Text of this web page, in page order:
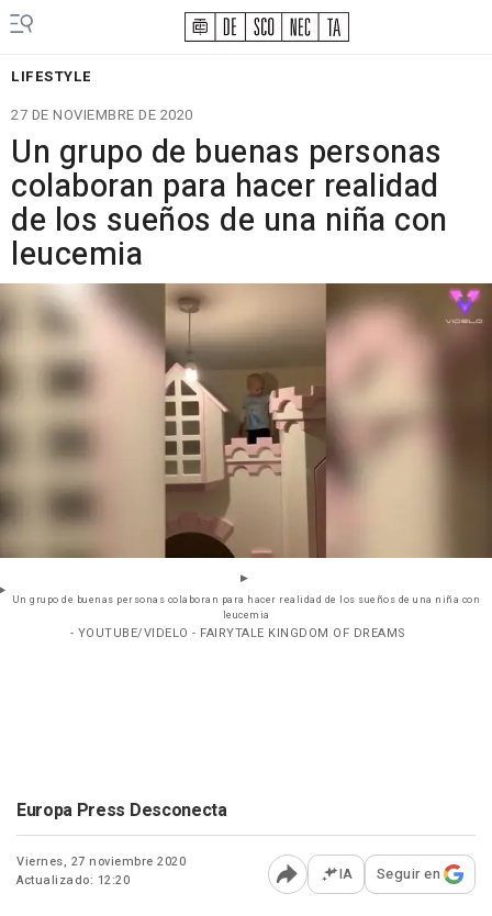
LIFESTYLE
27 DE NOVIEMBRE DE 2020
Un grupo de buenas personas
colaboran para hacer realidad
de los sueños de una niña con
leucemia
Un grupo de buenas personas colaboran para hacer realidad de los sueños de una niña con
leucemia
- YOUTUBE/VIDELO - FAIRYTALE KINGDOM OF DREAMS
Europa Press Desconecta
Viernes, 27 noviembre 2020
Actualizado: 12:20
Abrir opciones para
IA Seguir en